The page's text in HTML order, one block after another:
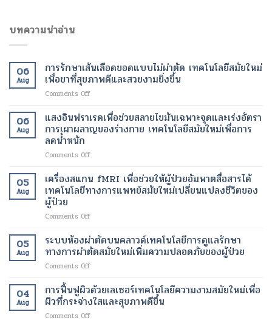
บทความน่าอ่าน
06
Aug
การรักษาเส้นเลือดขอดแบบไม่ผ่าตัด เทคโนโลยีสมัยใหม่
เพื่อขาที่สุขภาพดีและสวยงามยิ่งขึ้น
Comments Offon
รักษา
เส้นเลือด
ขอด
ไม่
เทคโนโลยี
สมัย
ใหม่
ขา
สุขภาพ
ดี
และ
ขึ้น
06
Aug
แสงอินฟราเรดเพื่อช่วยสลายไขมันเฉพาะจุดและเร่งอัตรา
การเผาผลาญของร่างกาย เทคโนโลยีสมัยใหม่เพื่อการ
ลดน้ำหนัก
Comments Offon
อินฟราเรด
เพื่อ
ช่วย
ไข
เฉพาะ
จุด
และ
เร่ง
การ
เผา
05
Aug
เครื่องสแกน fMRI เพื่อช่วยให้ผู้ป่วยอัมพาตสื่อสารได้
เทคโนโลยีทางการแพทย์สมัยใหม่เปลี่ยนแปลงชีวิตของ
ผู้ป่วย
Comments Offon
สแกน
fMRI
เพื่อ
ช่วย
ผู้
ป่วย
05
Aug
ระบบห้องผ่าตัดบนคลาวด์เทคโนโลยีการดูแลรักษา
ทางการผ่าตัดสมัยใหม่เพิ่มความปลอดภัยของผู้ป่วย
Comments Offon
ห้อง
ผ่าตัด
บน
คลา
04
Aug
การฟื้นฟูผิวด้วยเลเซอร์เทคโนโลยีความงามสมัยใหม่เพื่อ
ผิวที่กระจ่างใสและสุขภาพดีขึ้น
Comments Offon